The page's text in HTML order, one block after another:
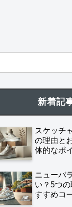
新着記
スケッチ
の理由と
体的なポ
ニューバ
い？5つ
すすめコ